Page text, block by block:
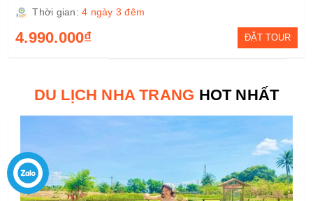
Thời gian: 4 ngày 3 đêm
4.990.000₫ ĐẶT TOUR
DU LỊCH NHA TRANG HOT NHẤT